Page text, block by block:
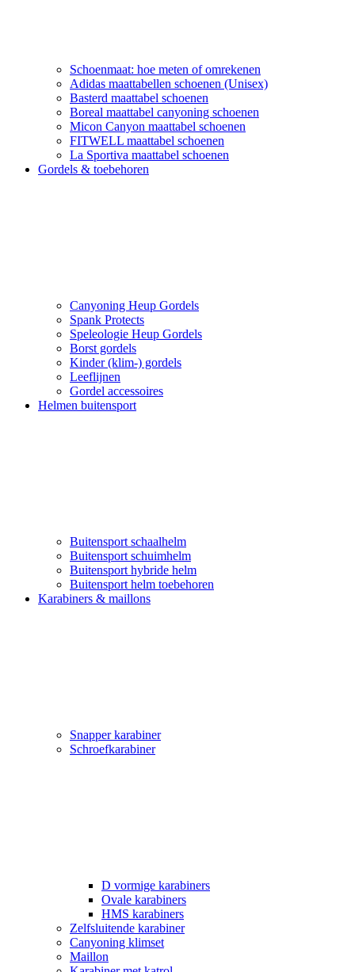
Schoenmaat: hoe meten of omrekenen
Adidas maattabellen schoenen (Unisex)
Basterd maattabel schoenen
Boreal maattabel canyoning schoenen
Micon Canyon maattabel schoenen
FITWELL maattabel schoenen
La Sportiva maattabel schoenen
Gordels & toebehoren
Canyoning Heup Gordels
Spank Protects
Speleologie Heup Gordels
Borst gordels
Kinder (klim-) gordels
Leeflijnen
Gordel accessoires
Helmen buitensport
Buitensport schaalhelm
Buitensport schuimhelm
Buitensport hybride helm
Buitensport helm toebehoren
Karabiners & maillons
Snapper karabiner
Schroefkarabiner
D vormige karabiners
Ovale karabiners
HMS karabiners
Zelfsluitende karabiner
Canyoning klimset
Maillon